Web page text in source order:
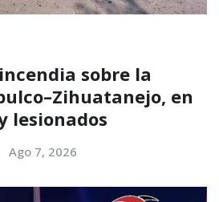
sobre la
en
lesionados
Ago 7, 2026